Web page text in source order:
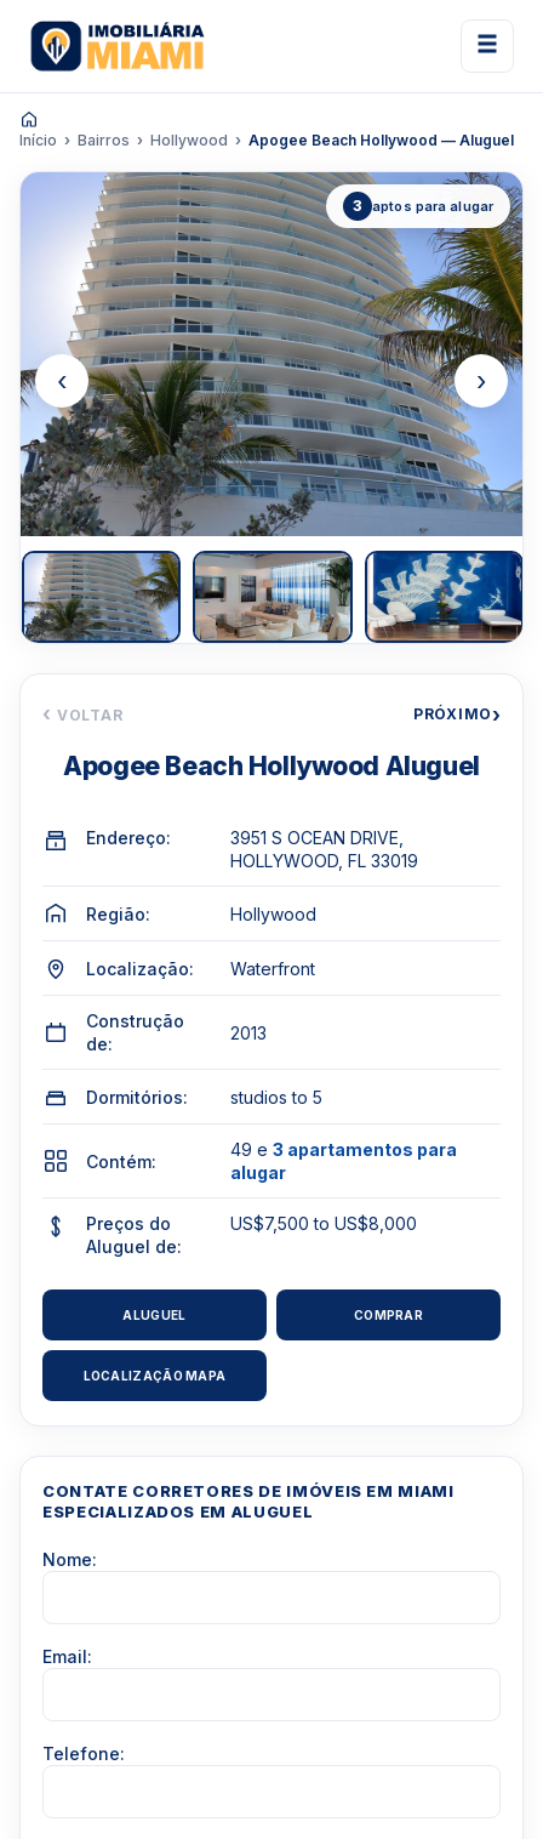
Início Bairros Hollywood Apogee Beach Hollywood — Aluguel
3 aptos para alugar
‹ ›
‹ VOLTAR PRÓXIMO›
Apogee Beach Hollywood Aluguel
Endereço:
3951 S OCEAN DRIVE,
HOLLYWOOD, FL 33019
Região: Hollywood
Localização: Waterfront
Construção
de:
2013
Dormitórios: studios to 5
Contém:
49 e 3 apartamentos para
alugar
Preços do
Aluguel de:
US$7,500 to US$8,000
ALUGUEL COMPRAR
LOCALIZAÇÃO MAPA
CONTATE CORRETORES DE IMÓVEIS EM MIAMI
ESPECIALIZADOS EM ALUGUEL
Nome:
Email:
Telefone: